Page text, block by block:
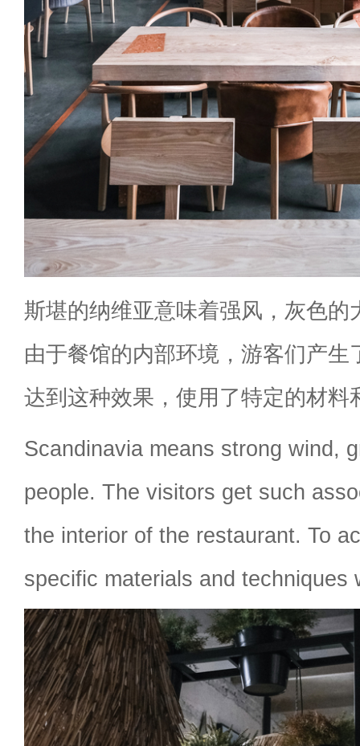
斯堪的纳维亚意味着强风，灰色的
由于餐馆的内部环境，游客们产生
达到这种效果，使用了特定的材料
Scandinavia means strong wind,
people. The visitors get such
the interior of the restaurant. To
specific materials and techniques